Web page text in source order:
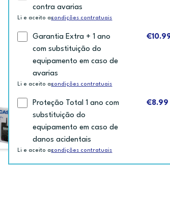
contra avarias
Li e aceito ascondições contratuais
Garantia Extra + 1 ano
com substituição do
equipamento em caso de
avarias
Li e aceito ascondições contratuais
Proteção Total 1 ano com
substituição do
equipamento em caso de
danos acidentais
€8.99
Li e aceito ascondições contratuais